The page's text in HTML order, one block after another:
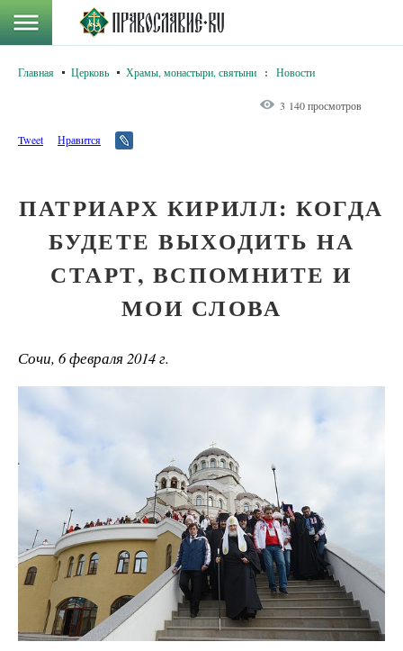
Главная Церковь Храмы, монастыри, святыни : Новости
3 140 просмотров
Tweet Нравится
ПАТРИАРХ КИРИЛЛ: КОГДА
БУДЕТЕ ВЫХОДИТЬ НА
СТАРТ, ВСПОМНИТЕ И
МОИ СЛОВА
Сочи, 6 февраля 2014 г.